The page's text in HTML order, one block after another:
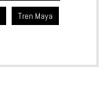
Tren Maya